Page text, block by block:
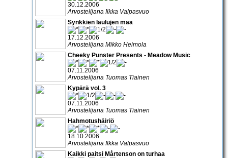
30.12.2006
Arvostelijana Ilkka Valpasvuo
Synkkien laulujen maa
17.12.2006
Arvostelijana Mikko Heimola
Cheeky Punster Presents - Meadow Music
07.11.2006
Arvostelijana Tuomas Tiainen
Kypärä vol. 3
07.11.2006
Arvostelijana Tuomas Tiainen
Hahmotushäiriö
18.10.2006
Arvostelijana Ilkka Valpasvuo
Kaikki paitsi Mårtenson on turhaa